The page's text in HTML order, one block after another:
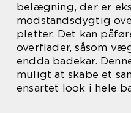
belægning, der er
modstandsdygtig
pletter. Det kan
overflader, såsom
endda badekar.
muligt at skabe et
ensartet look i hele